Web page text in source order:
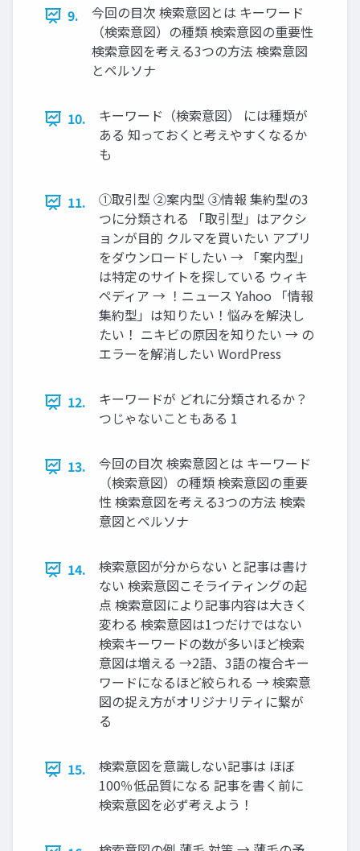
9.
今回の目次 検索意図とは キーワード
（検索意図）の種類 検索意図の重要性
検索意図を考える3つの方法 検索意図
とペルソナ
10.
キーワード（検索意図） には種類が
ある 知っておくと考えやすくなるか
も
11.
①取引型 ②案内型 ③情報 集約型の3
つに分類される 「取引型」はアクシ
ョンが目的 クルマを買いたい アプリ
をダウンロードしたい → 「案内型」
は特定のサイトを探している ウィキ
ペディア → ！ニュース Yahoo 「情報
集約型」は知りたい！悩みを解決し
たい！ ニキビの原因を知りたい → の
エラーを解消したい WordPress
12.
キーワードが どれに分類されるか？
つじゃないこともある 1
13.
今回の目次 検索意図とは キーワード
（検索意図）の種類 検索意図の重要
性 検索意図を考える3つの方法 検索
意図とペルソナ
14.
検索意図が分からない と記事は書け
ない 検索意図こそライティングの起
点 検索意図により記事内容は大きく
変わる 検索意図は1つだけではない
検索キーワードの数が多いほど検索
意図は増える →2語、3語の複合キー
ワードになるほど絞られる → 検索意
図の捉え方がオリジナリティに繋が
る
15.
検索意図を意識しない記事は ほぼ
100％低品質になる 記事を書く前に
検索意図を必ず考えよう！